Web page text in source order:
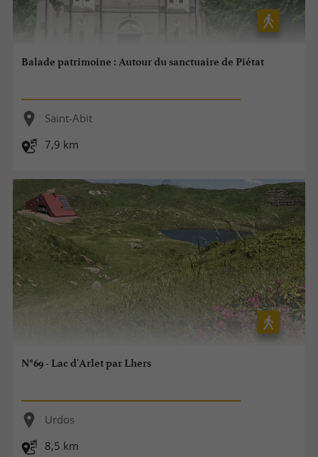
Balade patrimoine : Autour du sanctuaire de Piétat
Saint-Abit
7,9 km
N°69 - Lac d'Arlet par Lhers
Urdos
8,5 km